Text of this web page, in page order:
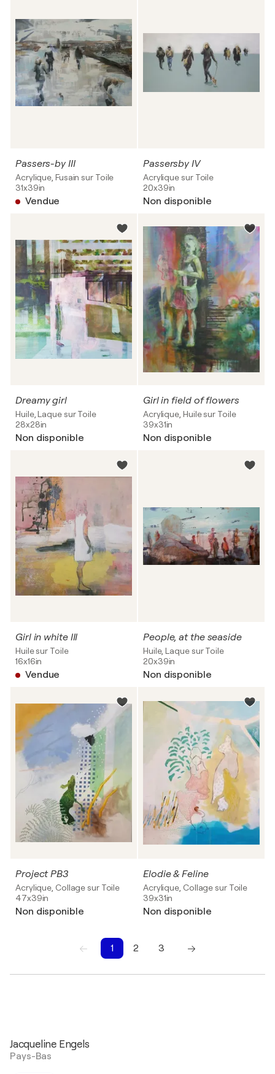
Passers-by III
Acrylique, Fusain sur Toile
31x39in
Vendue
Passersby IV
Acrylique sur Toile
20x39in
Non disponible
Dreamy girl
Huile, Laque sur Toile
28x28in
Non disponible
Girl in field of flowers
Acrylique, Huile sur Toile
39x31in
Non disponible
Girl in white III
Huile sur Toile
16x16in
Vendue
People, at the seaside
Huile, Laque sur Toile
20x39in
Non disponible
Project PB3
Acrylique, Collage sur Toile
47x39in
Non disponible
Elodie & Feline
Acrylique, Collage sur Toile
39x31in
Non disponible
1 2
3
Jacqueline Engels
Pays-Bas